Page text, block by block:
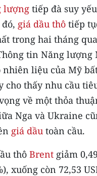
TIN
SÂU
NAM
OCOP - MỖI XÃ
lượng tiếp đà suy
giá dầu thô tiếp
trong hai tháng
tin Năng lượng
nhiên liệu của Mỹ
cho thấy nhu cầu
về một thỏa
Nga và Ukraine
giá dầu toàn cầu.
thô Brent giảm
xuống còn 72,53